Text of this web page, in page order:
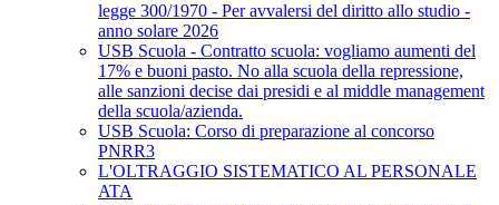
legge 300/1970 - Per avvalersi del diritto allo studio -
anno solare 2026
USB Scuola - Contratto scuola: vogliamo aumenti del
17% e buoni pasto. No alla scuola della repressione,
alle sanzioni decise dai presidi e al middle management
della scuola/azienda.
USB Scuola: Corso di preparazione al concorso
PNRR3
L'OLTRAGGIO SISTEMATICO AL PERSONALE
ATA